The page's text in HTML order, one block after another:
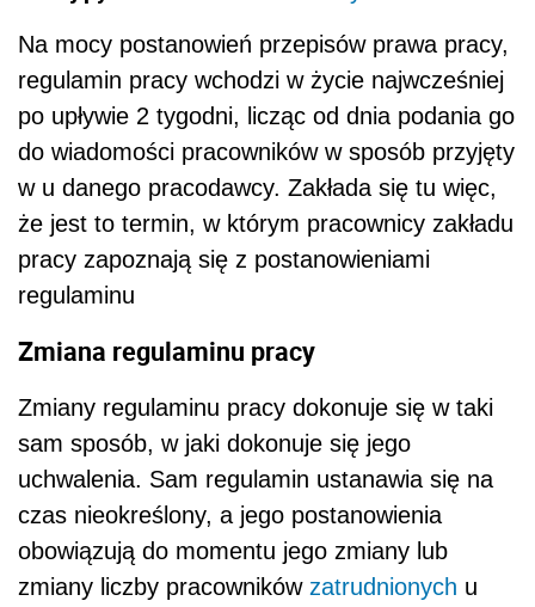
Na mocy postanowień przepisów prawa pracy,
regulamin pracy wchodzi w życie najwcześniej
po upływie 2 tygodni, licząc od dnia podania go
do wiadomości pracowników w sposób przyjęty
w u danego pracodawcy. Zakłada się tu więc,
że jest to termin, w którym pracownicy zakładu
pracy zapoznają się z postanowieniami
regulaminu
Zmiana regulaminu pracy
Zmiany regulaminu pracy dokonuje się w taki
sam sposób, w jaki dokonuje się jego
uchwalenia. Sam regulamin ustanawia się na
czas nieokreślony, a jego postanowienia
obowiązują do momentu jego zmiany lub
zmiany liczby pracowników zatrudnionych u